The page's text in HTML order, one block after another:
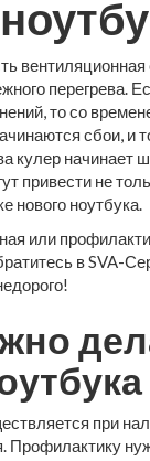
перегрева.
то со
сбои, и
кулер начинает
привести не
нового ноутбука.
или
в SVA-
при
Профилактику